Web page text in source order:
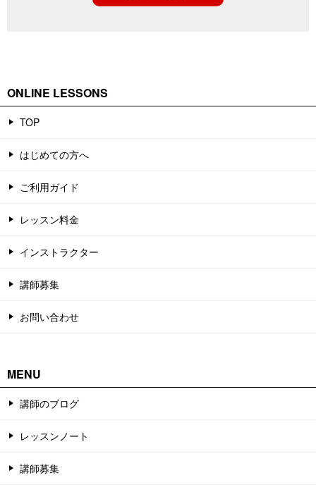
ONLINE LESSONS
TOP
はじめての方へ
ご利用ガイド
レッスン料金
インストラクター
講師募集
お問い合わせ
MENU
講師のブログ
レッスンノート
講師募集